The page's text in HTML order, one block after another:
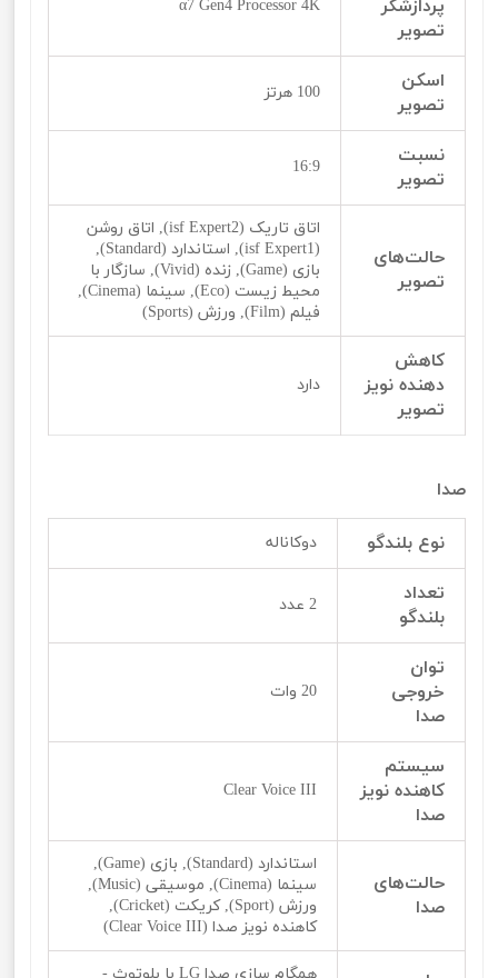
پردازشگر
تصویر
α7 Gen4 Processor 4K
اسکن
تصویر
100 هرتز
نسبت
تصویر
16:9
حالت‌‌‌‌های
تصویر
اتاق تاریک (isf Expert2), اتاق روشن
(isf Expert1), استاندارد (Standard),
بازی (Game), زنده (Vivid), سازگار با
محیط زیست (Eco), سینما (Cinema),
فیلم (Film), ورزش (Sports)
کاهش
دهنده نویز
تصویر
دارد
صدا
نوع بلندگو دوکاناله
تعداد
بلندگو
2 عدد
توان
خروجی
صدا
20 وات
سیستم
کاهنده نویز
صدا
Clear Voice III
حالت‌‌‌‌های
صدا
استاندارد (Standard), بازی (Game),
سینما (Cinema), موسیقی (Music),
ورزش (Sport), کریکت (Cricket),
کاهنده نویز صدا (Clear Voice III)